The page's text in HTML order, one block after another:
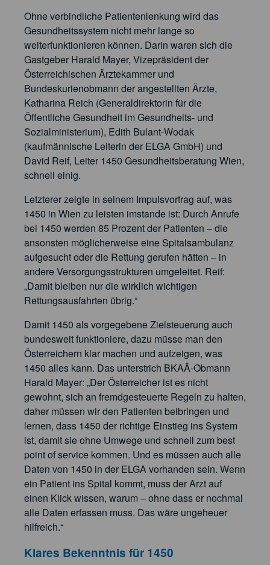
Ohne verbindliche Patientenlenkung wird das
Gesundheitssystem nicht mehr lange so
weiterfunktionieren können. Darin waren sich die
Gastgeber Harald Mayer, Vizepräsident der
Österreichischen Ärztekammer und
Bundeskurienobmann der angestellten Ärzte,
Katharina Reich (Generaldirektorin für die
Öffentliche Gesundheit im Gesundheits- und
Sozialministerium), Edith Bulant-Wodak
(kaufmännische Leiterin der ELGA GmbH) und
David Reif, Leiter 1450 Gesundheitsberatung Wien,
schnell einig.
Letzterer zeigte in seinem Impulsvortrag auf, was
1450 in Wien zu leisten imstande ist: Durch Anrufe
bei 1450 werden 85 Prozent der Patienten – die
ansonsten möglicherweise eine Spitalsambulanz
aufgesucht oder die Rettung gerufen hätten – in
andere Versorgungsstrukturen umgeleitet. Reif:
„Damit bleiben nur die wirklich wichtigen
Rettungsausfahrten übrig.“
Damit 1450 als vorgegebene Zielsteuerung auch
bundesweit funktioniere, dazu müsse man den
Österreichern klar machen und aufzeigen, was
1450 alles kann. Das unterstrich BKAÄ-Obmann
Harald Mayer: „Der Österreicher ist es nicht
gewohnt, sich an fremdgesteuerte Regeln zu halten,
daher müssen wir den Patienten beibringen und
lernen, dass 1450 der richtige Einstieg ins System
ist, damit sie ohne Umwege und schnell zum best
point of service kommen. Und es müssen auch alle
Daten von 1450 in der ELGA vorhanden sein. Wenn
ein Patient ins Spital kommt, muss der Arzt auf
einen Klick wissen, warum – ohne dass er nochmal
alle Daten erfassen muss. Das wäre ungeheuer
hilfreich.“
Klares Bekenntnis für 1450